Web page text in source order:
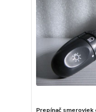
Prepínač